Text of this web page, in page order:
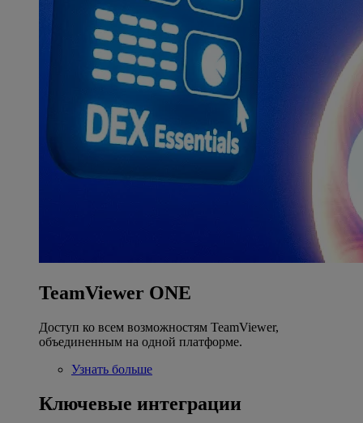
TeamViewer ONE
Доступ ко всем возможностям TeamViewer,
объединенным на одной платформе.
Узнать больше
Ключевые интеграции